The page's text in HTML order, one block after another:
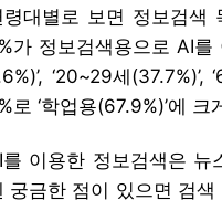
령대별로 보면 정보검색
가 정보검색용으로 AI를
‘20~29세
로 ‘학업용(67.9%)’에 크
이용한 정보검색은 뉴
궁금한 점이 있으면 검